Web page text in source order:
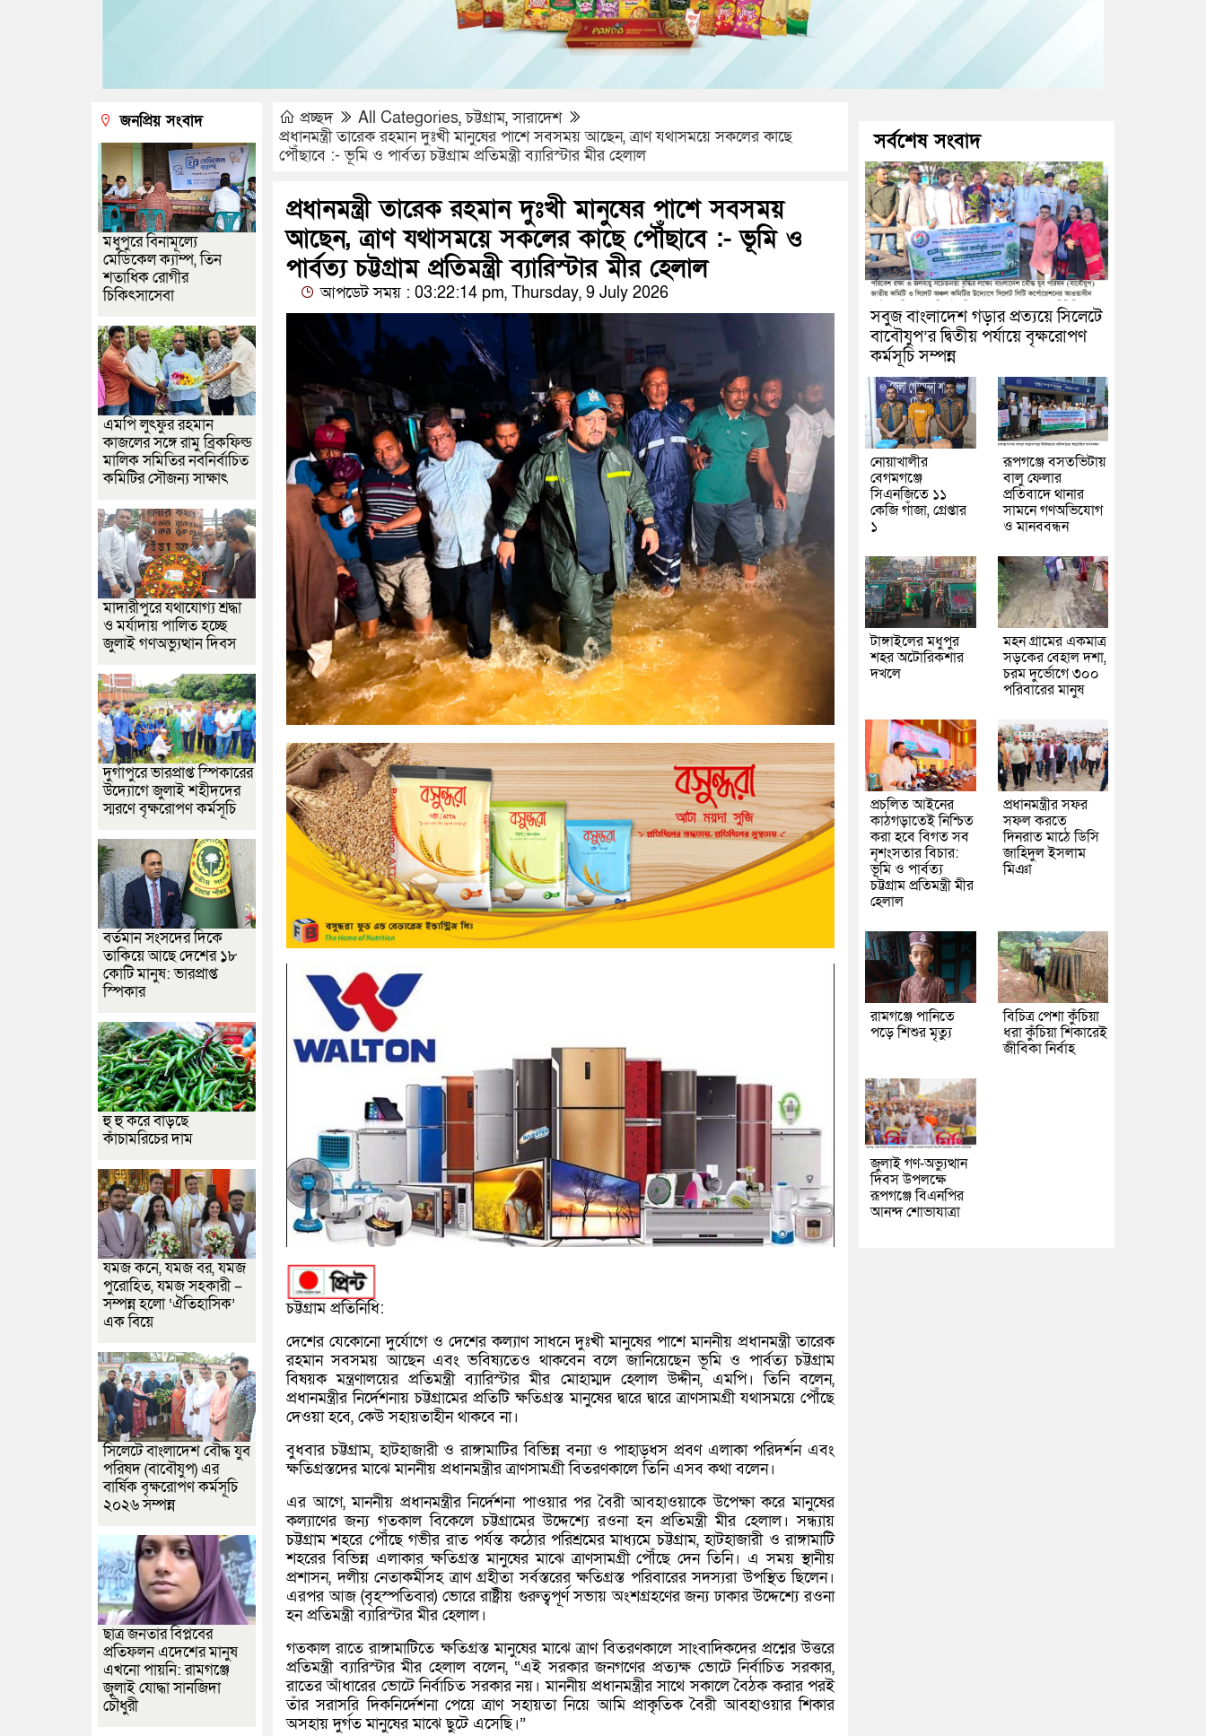
প্রচ্ছদ All Categories,চট্টগ্রাম,সারাদেশ
প্রধানমন্ত্রী তারেক রহমান দুঃখী মানুষের পাশে সবসময় আছেন, ত্রাণ যথাসময়ে সকলের কাছে
পৌঁছাবে :- ভূমি ও পার্বত্য চট্টগ্রাম প্রতিমন্ত্রী ব্যারিস্টার মীর হেলাল
প্রধানমন্ত্রী তারেক রহমান দুঃখী মানুষের পাশে সবসময়
আছেন, ত্রাণ যথাসময়ে সকলের কাছে পৌঁছাবে :- ভূমি ও
পার্বত্য চট্টগ্রাম প্রতিমন্ত্রী ব্যারিস্টার মীর হেলাল
আপডেট সময় : 03:22:14 pm, Thursday, 9 July 2026
চট্টগ্রাম প্রতিনিধি:
দেশের যেকোনো দুর্যোগে ও দেশের কল্যাণ সাধনে দুঃখী মানুষের পাশে মাননীয় প্রধানমন্ত্রী তারেক
রহমান সবসময় আছেন এবং ভবিষ্যতেও থাকবেন বলে জানিয়েছেন ভূমি ও পার্বত্য চট্টগ্রাম
বিষয়ক মন্ত্রণালয়ের প্রতিমন্ত্রী ব্যারিস্টার মীর মোহাম্মদ হেলাল উদ্দীন, এমপি। তিনি বলেন,
প্রধানমন্ত্রীর নির্দেশনায় চট্টগ্রামের প্রতিটি ক্ষতিগ্রস্ত মানুষের দ্বারে দ্বারে ত্রাণসামগ্রী যথাসময়ে পৌঁছে
দেওয়া হবে, কেউ সহায়তাহীন থাকবে না।
বুধবার চট্টগ্রাম, হাটহাজারী ও রাঙ্গামাটির বিভিন্ন বন্যা ও পাহাড়ধস প্রবণ এলাকা পরিদর্শন এবং
ক্ষতিগ্রস্তদের মাঝে মাননীয় প্রধানমন্ত্রীর ত্রাণসামগ্রী বিতরণকালে তিনি এসব কথা বলেন।
এর আগে, মাননীয় প্রধানমন্ত্রীর নির্দেশনা পাওয়ার পর বৈরী আবহাওয়াকে উপেক্ষা করে মানুষের
কল্যাণের জন্য গতকাল বিকেলে চট্টগ্রামের উদ্দেশ্যে রওনা হন প্রতিমন্ত্রী মীর হেলাল। সন্ধ্যায়
চট্টগ্রাম শহরে পৌঁছে গভীর রাত পর্যন্ত কঠোর পরিশ্রমের মাধ্যমে চট্টগ্রাম, হাটহাজারী ও রাঙ্গামাটি
শহরের বিভিন্ন এলাকার ক্ষতিগ্রস্ত মানুষের মাঝে ত্রাণসামগ্রী পৌঁছে দেন তিনি। এ সময় স্থানীয়
প্রশাসন, দলীয় নেতাকর্মীসহ ত্রাণ গ্রহীতা সর্বস্তরের ক্ষতিগ্রস্ত পরিবারের সদস্যরা উপস্থিত ছিলেন।
এরপর আজ (বৃহস্পতিবার) ভোরে রাষ্ট্রীয় গুরুত্বপূর্ণ সভায় অংশগ্রহণের জন্য ঢাকার উদ্দেশ্যে রওনা
হন প্রতিমন্ত্রী ব্যারিস্টার মীর হেলাল।
গতকাল রাতে রাঙ্গামাটিতে ক্ষতিগ্রস্ত মানুষের মাঝে ত্রাণ বিতরণকালে সাংবাদিকদের প্রশ্নের উত্তরে
প্রতিমন্ত্রী ব্যারিস্টার মীর হেলাল বলেন, “এই সরকার জনগণের প্রত্যক্ষ ভোটে নির্বাচিত সরকার,
রাতের আঁধারের ভোটে নির্বাচিত সরকার নয়। মাননীয় প্রধানমন্ত্রীর সাথে সকালে বৈঠক করার পরই
তাঁর সরাসরি দিকনির্দেশনা পেয়ে ত্রাণ সহায়তা নিয়ে আমি প্রাকৃতিক বৈরী আবহাওয়ার শিকার
অসহায় দুর্গত মানুষের মাঝে ছুটে এসেছি।”
জনপ্রিয় সংবাদ
মধুপুরে বিনামূল্যে
মেডিকেল ক্যাম্প, তিন
শতাধিক রোগীর
চিকিৎসাসেবা
এমপি লুৎফুর রহমান
কাজলের সঙ্গে রামু ব্রিকফিল্ড
মালিক সমিতির নবনির্বাচিত
কমিটির সৌজন্য সাক্ষাৎ
মাদারীপুরে যথাযোগ্য শ্রদ্ধা
ও মর্যাদায় পালিত হচ্ছে
জুলাই গণঅভ্যুত্থান দিবস
দুর্গাপুরে ভারপ্রাপ্ত স্পিকারের
উদ্যোগে জুলাই শহীদদের
স্মরণে বৃক্ষরোপণ কর্মসূচি
বর্তমান সংসদের দিকে
তাকিয়ে আছে দেশের ১৮
কোটি মানুষ: ভারপ্রাপ্ত
স্পিকার
হু হু করে বাড়ছে
কাঁচামরিচের দাম
যমজ কনে, যমজ বর, যমজ
পুরোহিত, যমজ সহকারী –
সম্পন্ন হলো ‘ঐতিহাসিক’
এক বিয়ে
সিলেটে বাংলাদেশ বৌদ্ধ যুব
পরিষদ (বাবৌযুপ) এর
বার্ষিক বৃক্ষরোপণ কর্মসূচি
২০২৬ সম্পন্ন
ছাত্র জনতার বিপ্লবের
প্রতিফলন এদেশের মানুষ
এখনো পায়নি: রামগঞ্জে
জুলাই যোদ্ধা সানজিদা
চৌধুরী
সর্বশেষ সংবাদ
সবুজ বাংলাদেশ গড়ার প্রত্যয়ে সিলেটে
বাবৌযুপ’র দ্বিতীয় পর্যায়ে বৃক্ষরোপণ
কর্মসূচি সম্পন্ন
নোয়াখালীর
বেগমগঞ্জে
সিএনজিতে ১১
কেজি গাঁজা, গ্রেপ্তার
১
রূপগঞ্জে বসতভিটায়
বালু ফেলার
প্রতিবাদে থানার
সামনে গণঅভিযোগ
ও মানববন্ধন
টাঙ্গাইলের মধুপুর
শহর অটোরিকশার
দখলে
মহন গ্রামের একমাত্র
সড়কের বেহাল দশা,
চরম দুর্ভোগে ৩০০
পরিবারের মানুষ
প্রচলিত আইনের
কাঠগড়াতেই নিশ্চিত
করা হবে বিগত সব
নৃশংসতার বিচার:
ভূমি ও পার্বত্য
চট্টগ্রাম প্রতিমন্ত্রী মীর
হেলাল
প্রধানমন্ত্রীর সফর
সফল করতে
দিনরাত মাঠে ডিসি
জাহিদুল ইসলাম
মিঞা
রামগঞ্জে পানিতে
পড়ে শিশুর মৃত্যু
বিচিত্র পেশা কুঁচিয়া
ধরা কুঁচিয়া শিকারেই
জীবিকা নির্বাহ
জুলাই গণ-অভ্যুত্থান
দিবস উপলক্ষে
রূপগঞ্জে বিএনপির
আনন্দ শোভাযাত্রা